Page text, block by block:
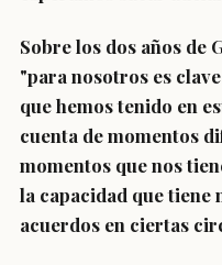
Sobre los dos años de
"para nosotros es
que hemos tenido en
cuenta de momentos
momentos que nos
la capacidad que tiene
acuerdos en ciertas